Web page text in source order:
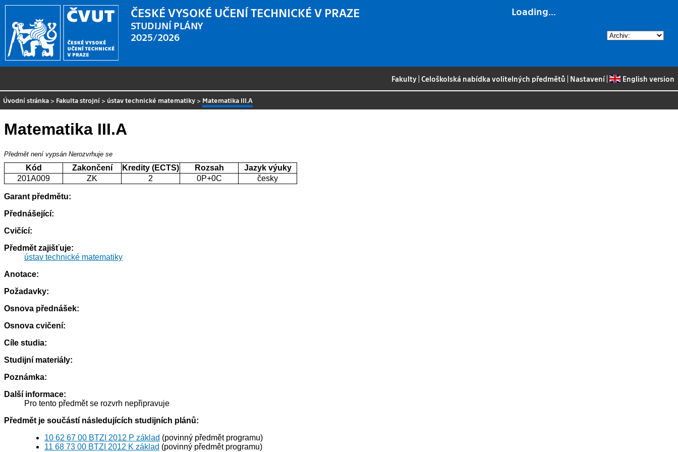
Loading...
ČESKÉ VYSOKÉ UČENÍ TECHNICKÉ V PRAZE
STUDIJNÍ PLÁNY
2025/2026
Fakulty |Celoškolská nabídka volitelných předmětů Nastavení| English version
Úvodní stránka > Fakulta strojní > ústav technické matematiky > Matematika III.A
Matematika III.A
Předmět není vypsán Nerozvrhuje se
Kód Zakončení Kredity (ECTS) Rozsah
Jazyk výuky
201A009
ZK 2 0P+0C česky
Garant předmětu:
Přednášející:
Cvičící:
Předmět zajišťuje:
ústav technické matematiky
Anotace:
Požadavky:
Osnova přednášek:
Osnova cvičení:
Cíle studia:
Studijní materiály:
Poznámka:
Další informace:
Pro tento předmět se rozvrh nepřipravuje
Předmět je součástí následujících studijních plánů:
10 62 67 00 BTZI 2012 P základ (povinný předmět programu)
11 68 73 00 BTZI 2012 K základ (povinný předmět programu)